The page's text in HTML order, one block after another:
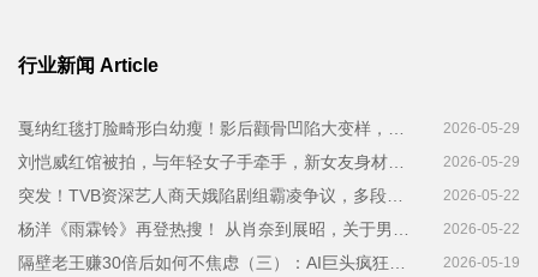
行业新闻 Article
2026-05-29
2026-05-29
2026-05-22
2026-05-22
2026-05-19